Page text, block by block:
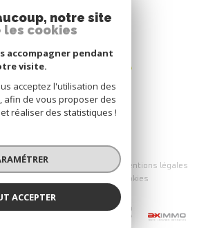
Aximmo
adhérons
| Tous droits réservés
Mentions légales
Cookies
notre site
les cookies
accompagner pendant
visite.
acceptez l'utilisation des
afin de vous proposer des
réaliser des statistiques !
ACCEPTER